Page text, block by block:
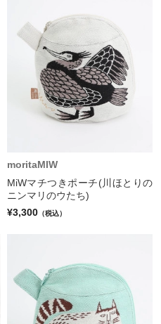
moritaMIW
MiWマチつきポーチ(川ほとりの
ニンマリのウたち)
¥3,300 （税込）